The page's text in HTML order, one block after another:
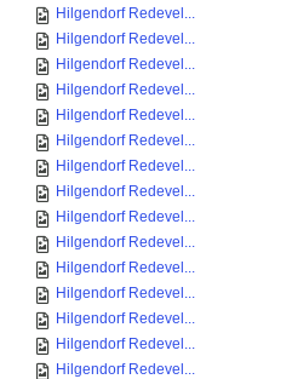
Hilgendorf Redevel...
Hilgendorf Redevel...
Hilgendorf Redevel...
Hilgendorf Redevel...
Hilgendorf Redevel...
Hilgendorf Redevel...
Hilgendorf Redevel...
Hilgendorf Redevel...
Hilgendorf Redevel...
Hilgendorf Redevel...
Hilgendorf Redevel...
Hilgendorf Redevel...
Hilgendorf Redevel...
Hilgendorf Redevel...
Hilgendorf Redevel...